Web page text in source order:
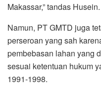
Makassar,” tandas Husein.
Namun, PT GMTD juga
perseroan yang sah
pembebasan lahan yang
sesuai ketentuan hukum
1991-1998.